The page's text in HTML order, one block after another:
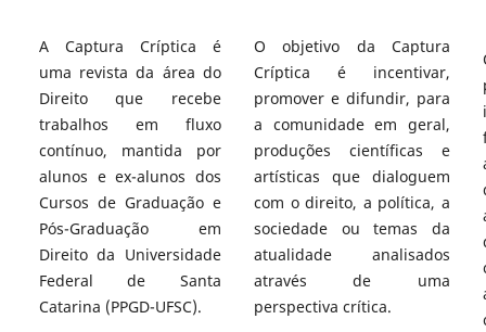
A Captura Críptica é
uma revista da área do
Direito que recebe
trabalhos em fluxo
contínuo, mantida por
alunos e ex-alunos dos
Cursos de Graduação e
Pós-Graduação em
Direito da Universidade
Federal de Santa
Catarina (PPGD-UFSC).
O objetivo da Captura
Críptica é incentivar,
promover e difundir, para
a comunidade em geral,
produções científicas e
artísticas que dialoguem
com o direito, a política, a
sociedade ou temas da
atualidade analisados
através de uma
perspectiva crítica.